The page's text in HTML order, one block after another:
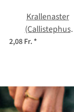
Krallenaster
(Callistephus
chinensis) Samen
2,08 Fr.*